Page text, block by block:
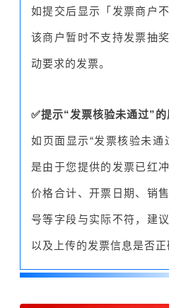
如提交后显示「发票商户
该商户暂时不支持发票抽
动要求的发票。
✅提示“发票核验未通过”的
如页面显示“发票核验未
是由于您提供的发票已红
价格合计、开票日期、销
号等字段与实际不符，建
以及上传的发票信息是否正